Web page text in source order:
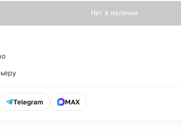
Нет в наличии
Telegram MAX